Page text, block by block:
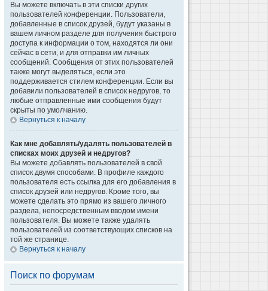
Вы можете включать в эти списки других
пользователей конференции. Пользователи,
добавленные в список друзей, будут указаны в
вашем личном разделе для получения быстрого
доступа к информации о том, находятся ли они
сейчас в сети, и для отправки им личных
сообщений. Сообщения от этих пользователей
также могут выделяться, если это
поддерживается стилем конференции. Если вы
добавили пользователей в список недругов, то
любые отправленные ими сообщения будут
скрыты по умолчанию.
Вернуться к началу
Как мне добавлять/удалять пользователей в
списках моих друзей и недругов?
Вы можете добавлять пользователей в свой
список двумя способами. В профиле каждого
пользователя есть ссылка для его добавления в
список друзей или недругов. Кроме того, вы
можете сделать это прямо из вашего личного
раздела, непосредственным вводом имени
пользователя. Вы можете также удалять
пользователей из соответствующих списков на
той же странице.
Вернуться к началу
Поиск по форумам